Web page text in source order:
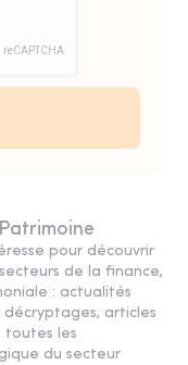
pour découvrir
de la finance,
: actualités
décryptages, articles
toutes les
du secteur